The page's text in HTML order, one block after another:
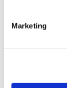
Marketing